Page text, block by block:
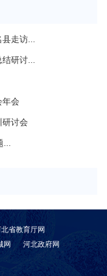
走访...
研讨...
年会
讨会
省教育厅网
网
河北政府网